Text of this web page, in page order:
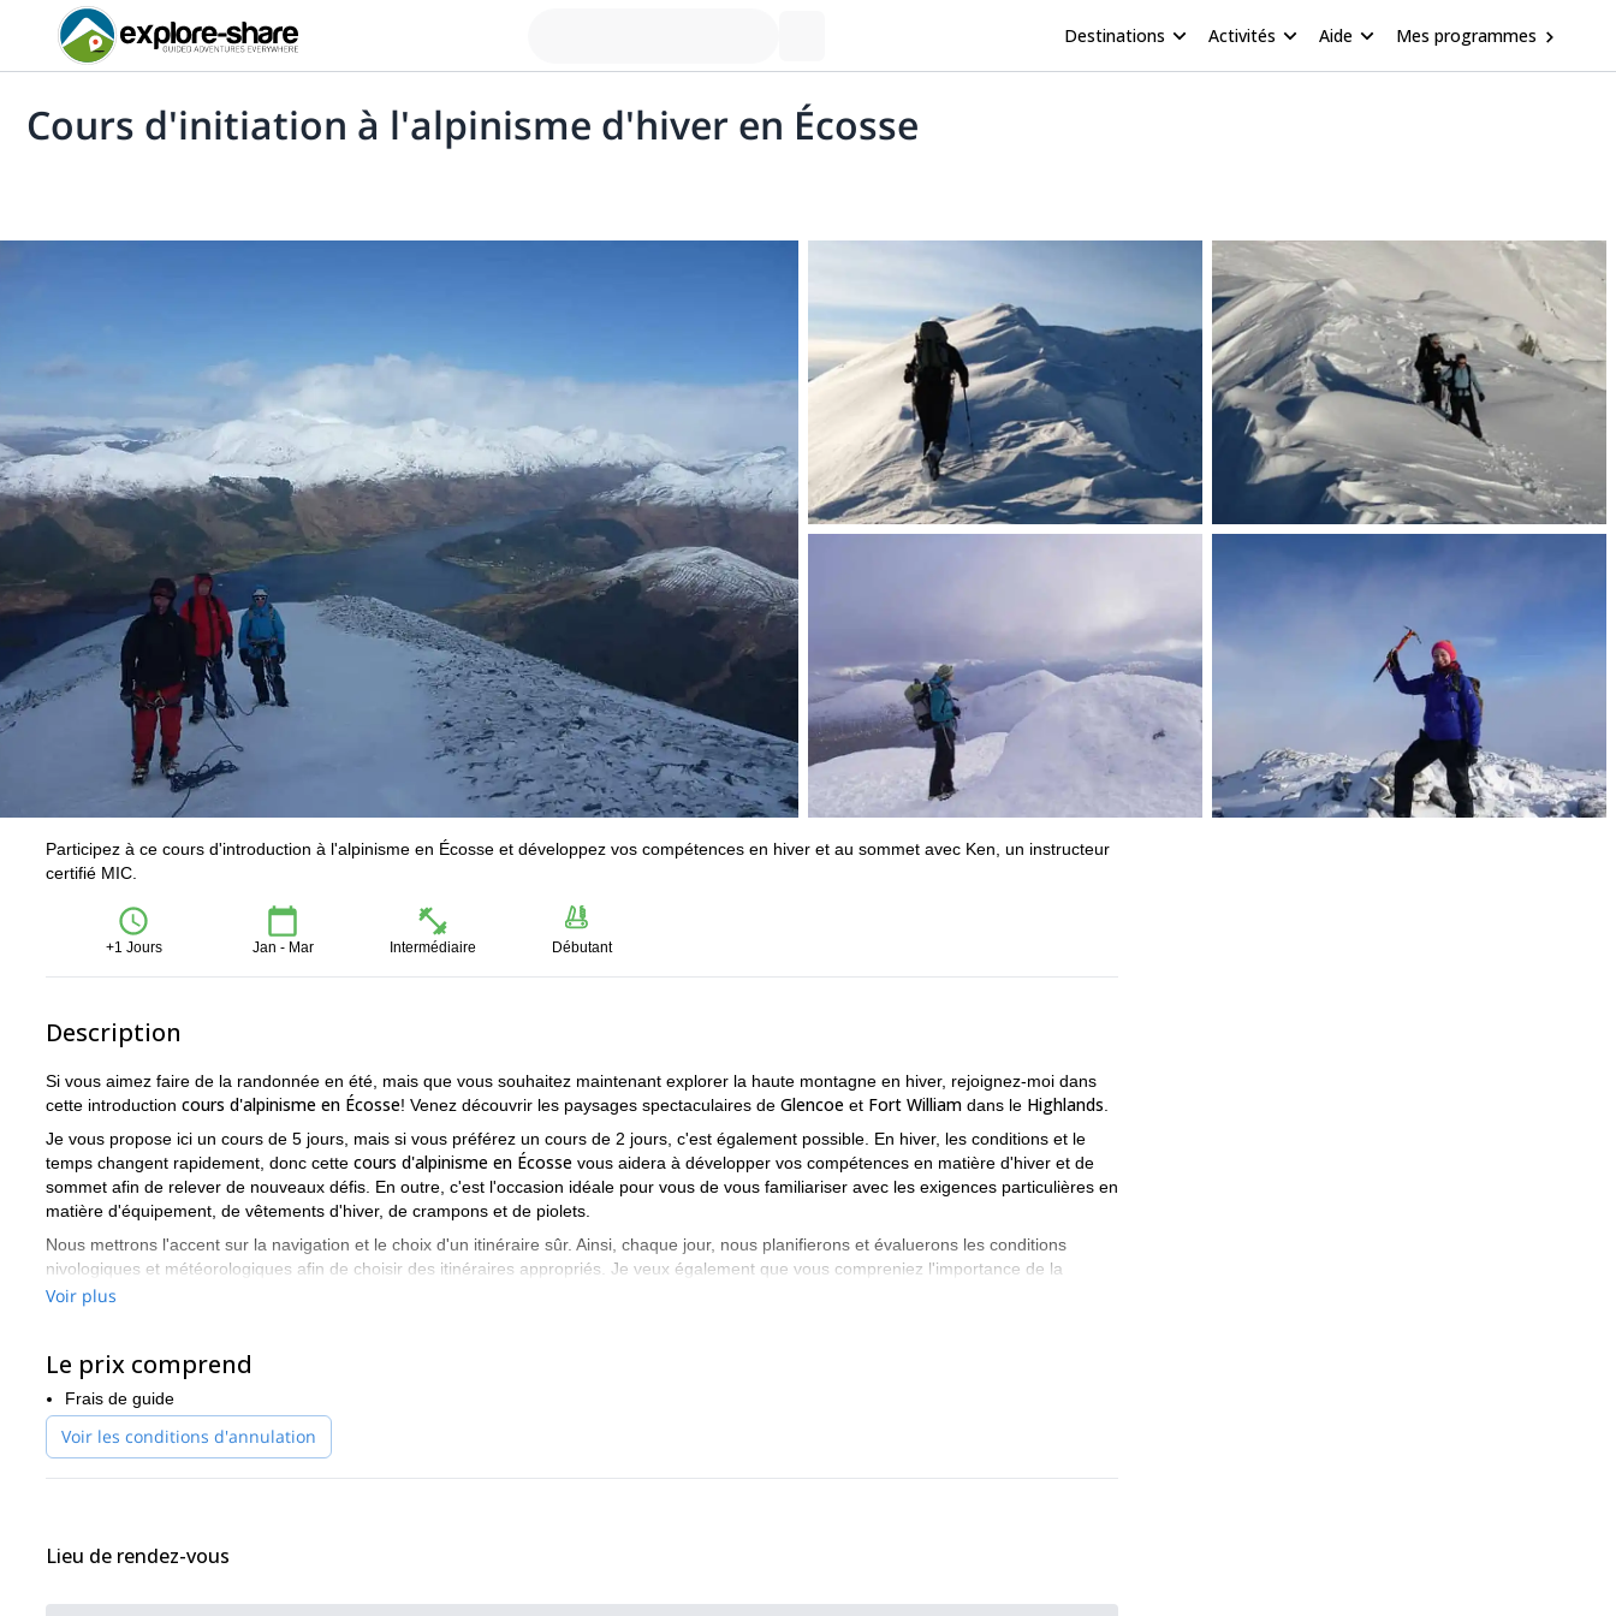
Destinations Activités Aide Mes programmes
Cours d'initiation à l'alpinisme d'hiver en Écosse
Participez à ce cours d'introduction à l'alpinisme en Écosse et développez vos compétences en hiver et au sommet avec Ken, un instructeur
certifié MIC.
+1 Jours Jan - Mar Intermédiaire Débutant
Description
Si vous aimez faire de la randonnée en été, mais que vous souhaitez maintenant explorer la haute montagne en hiver, rejoignez-moi dans
cette introduction cours d'alpinisme en Écosse! Venez découvrir les paysages spectaculaires de Glencoe et Fort William dans le Highlands
Je vous propose ici un cours de 5 jours, mais si vous préférez un cours de 2 jours, c'est également possible. En hiver, les conditions et le
temps changent rapidement, donc cette cours d'alpinisme en Écosse vous aidera à développer vos compétences en matière d'hiver et de
sommet afin de relever de nouveaux défis. En outre, c'est l'occasion idéale pour vous de vous familiariser avec les exigences particulières en
matière d'équipement, de vêtements d'hiver, de crampons et de piolets.
Nous mettrons l'accent sur la navigation et le choix d'un itinéraire sûr. Ainsi, chaque jour, nous planifierons et évaluerons les conditions
nivologiques et météorologiques afin de choisir des itinéraires appropriés. Je veux également que vous compreniez l'importance de la
sensibilisation aux avalanches.
1200m d'altitude. Autour de Fort William et Glencoe, il y a beaucoup de Munros et Corbetts. Ceci est une petite sélection de ce qui est
possible :
Aonach Mor et Aonach Beag
Stob Coire Raineach et Stob Dubh (Buachaille Etive Beag) à Glencoe
Voir plus
Le prix comprend
Frais de guide
Voir les conditions d'annulation
Lieu de rendez-vous